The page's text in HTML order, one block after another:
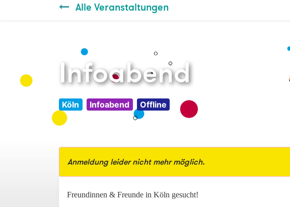
Alle Veranstaltungen
Infoabend
Köln Infoabend Offline
Anmeldung leider nicht mehr möglich.
Freundinnen & Freunde in Köln gesucht!